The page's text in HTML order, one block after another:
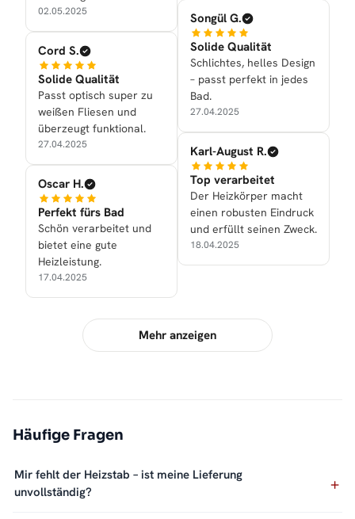
02.05.2025
Cord S.
Solide Qualität
Passt optisch super zu
weißen Fliesen und
überzeugt funktional.
27.04.2025
Oscar H.
Perfekt fürs Bad
Schön verarbeitet und
bietet eine gute
Heizleistung.
17.04.2025
Songül G.
Solide Qualität
Schlichtes, helles Design
– passt perfekt in jedes
Bad.
27.04.2025
Karl-August R.
Top verarbeitet
Der Heizkörper macht
einen robusten Eindruck
und erfüllt seinen Zweck.
18.04.2025
Mehr anzeigen
Häufige Fragen
Mir fehlt der Heizstab – ist meine Lieferung
unvollständig?